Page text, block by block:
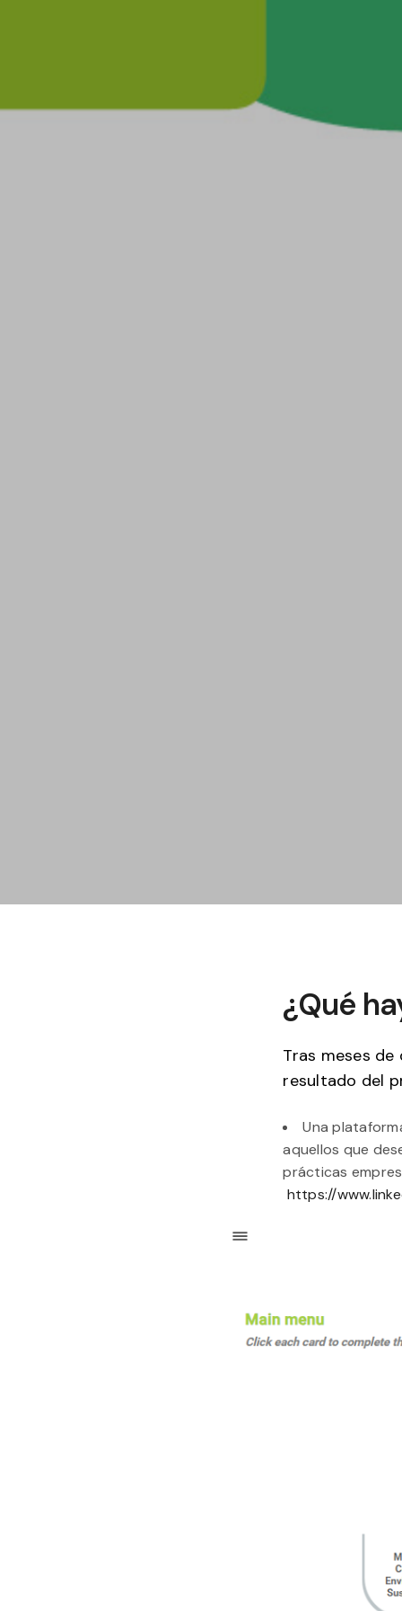
¿Qué
Tras meses
resultado del
Una
aquellos que
prácticas
https://